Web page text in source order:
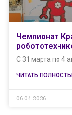
Чемпионат
С 31 марта по 4
ЧИТАТЬ
06.04.2026